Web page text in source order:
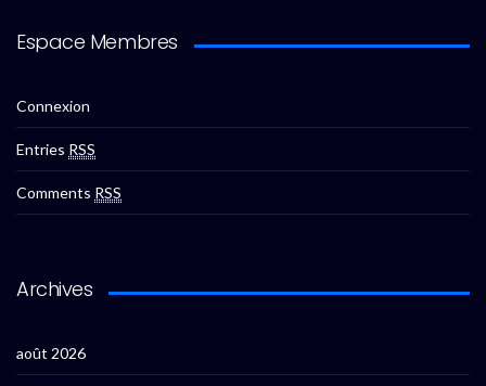
Espace Membres
Connexion
Entries RSS
Comments RSS
Archives
août 2026